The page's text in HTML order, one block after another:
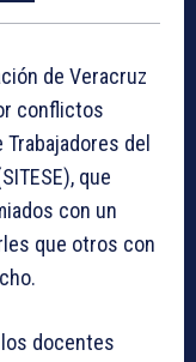
de Veracruz
conflictos
del
que
con un
que otros con
docentes